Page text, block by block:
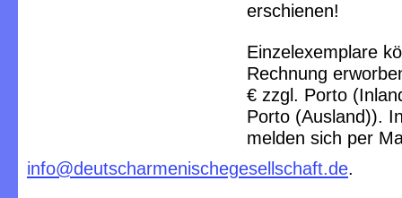
erschienen!
Einzelexemplare
Rechnung
€ zzgl. Porto
Porto (Ausland)).
melden sich per
info@deutscharmenischegesellschaft.de.